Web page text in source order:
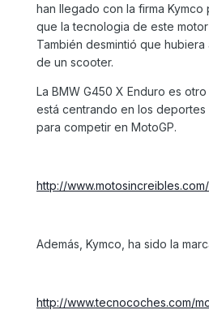
han llegado con la firma
que la tecnologia de este
También desmintió que
de un scooter.
La BMW G450 X Enduro es
está centrando en los
para competir en MotoGP.
http://
Además, Kymco, ha sido la
http://www.tecnocoches.com/